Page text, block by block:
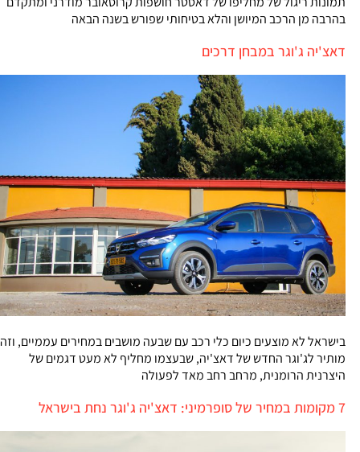
בהרבה מן הרכב המיושן והלא בטיחותי שפורש בשנה הבאה
דאצ'יה ג'וגר במבחן דרכים
בישראל לא מוצעים כיום כלי רכב עם שבעה מושבים במחירים עממיים, וזה
מותיר לג'וגר החדש של דאצ'יה, שבעצמו מחליף לא מעט דגמים של
היצרנית הרומנית, מרחב רחב מאד לפעולה